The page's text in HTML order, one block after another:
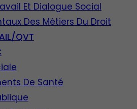
Et Dialogue Social
Des Métiers Du Droit
QVT
De Santé